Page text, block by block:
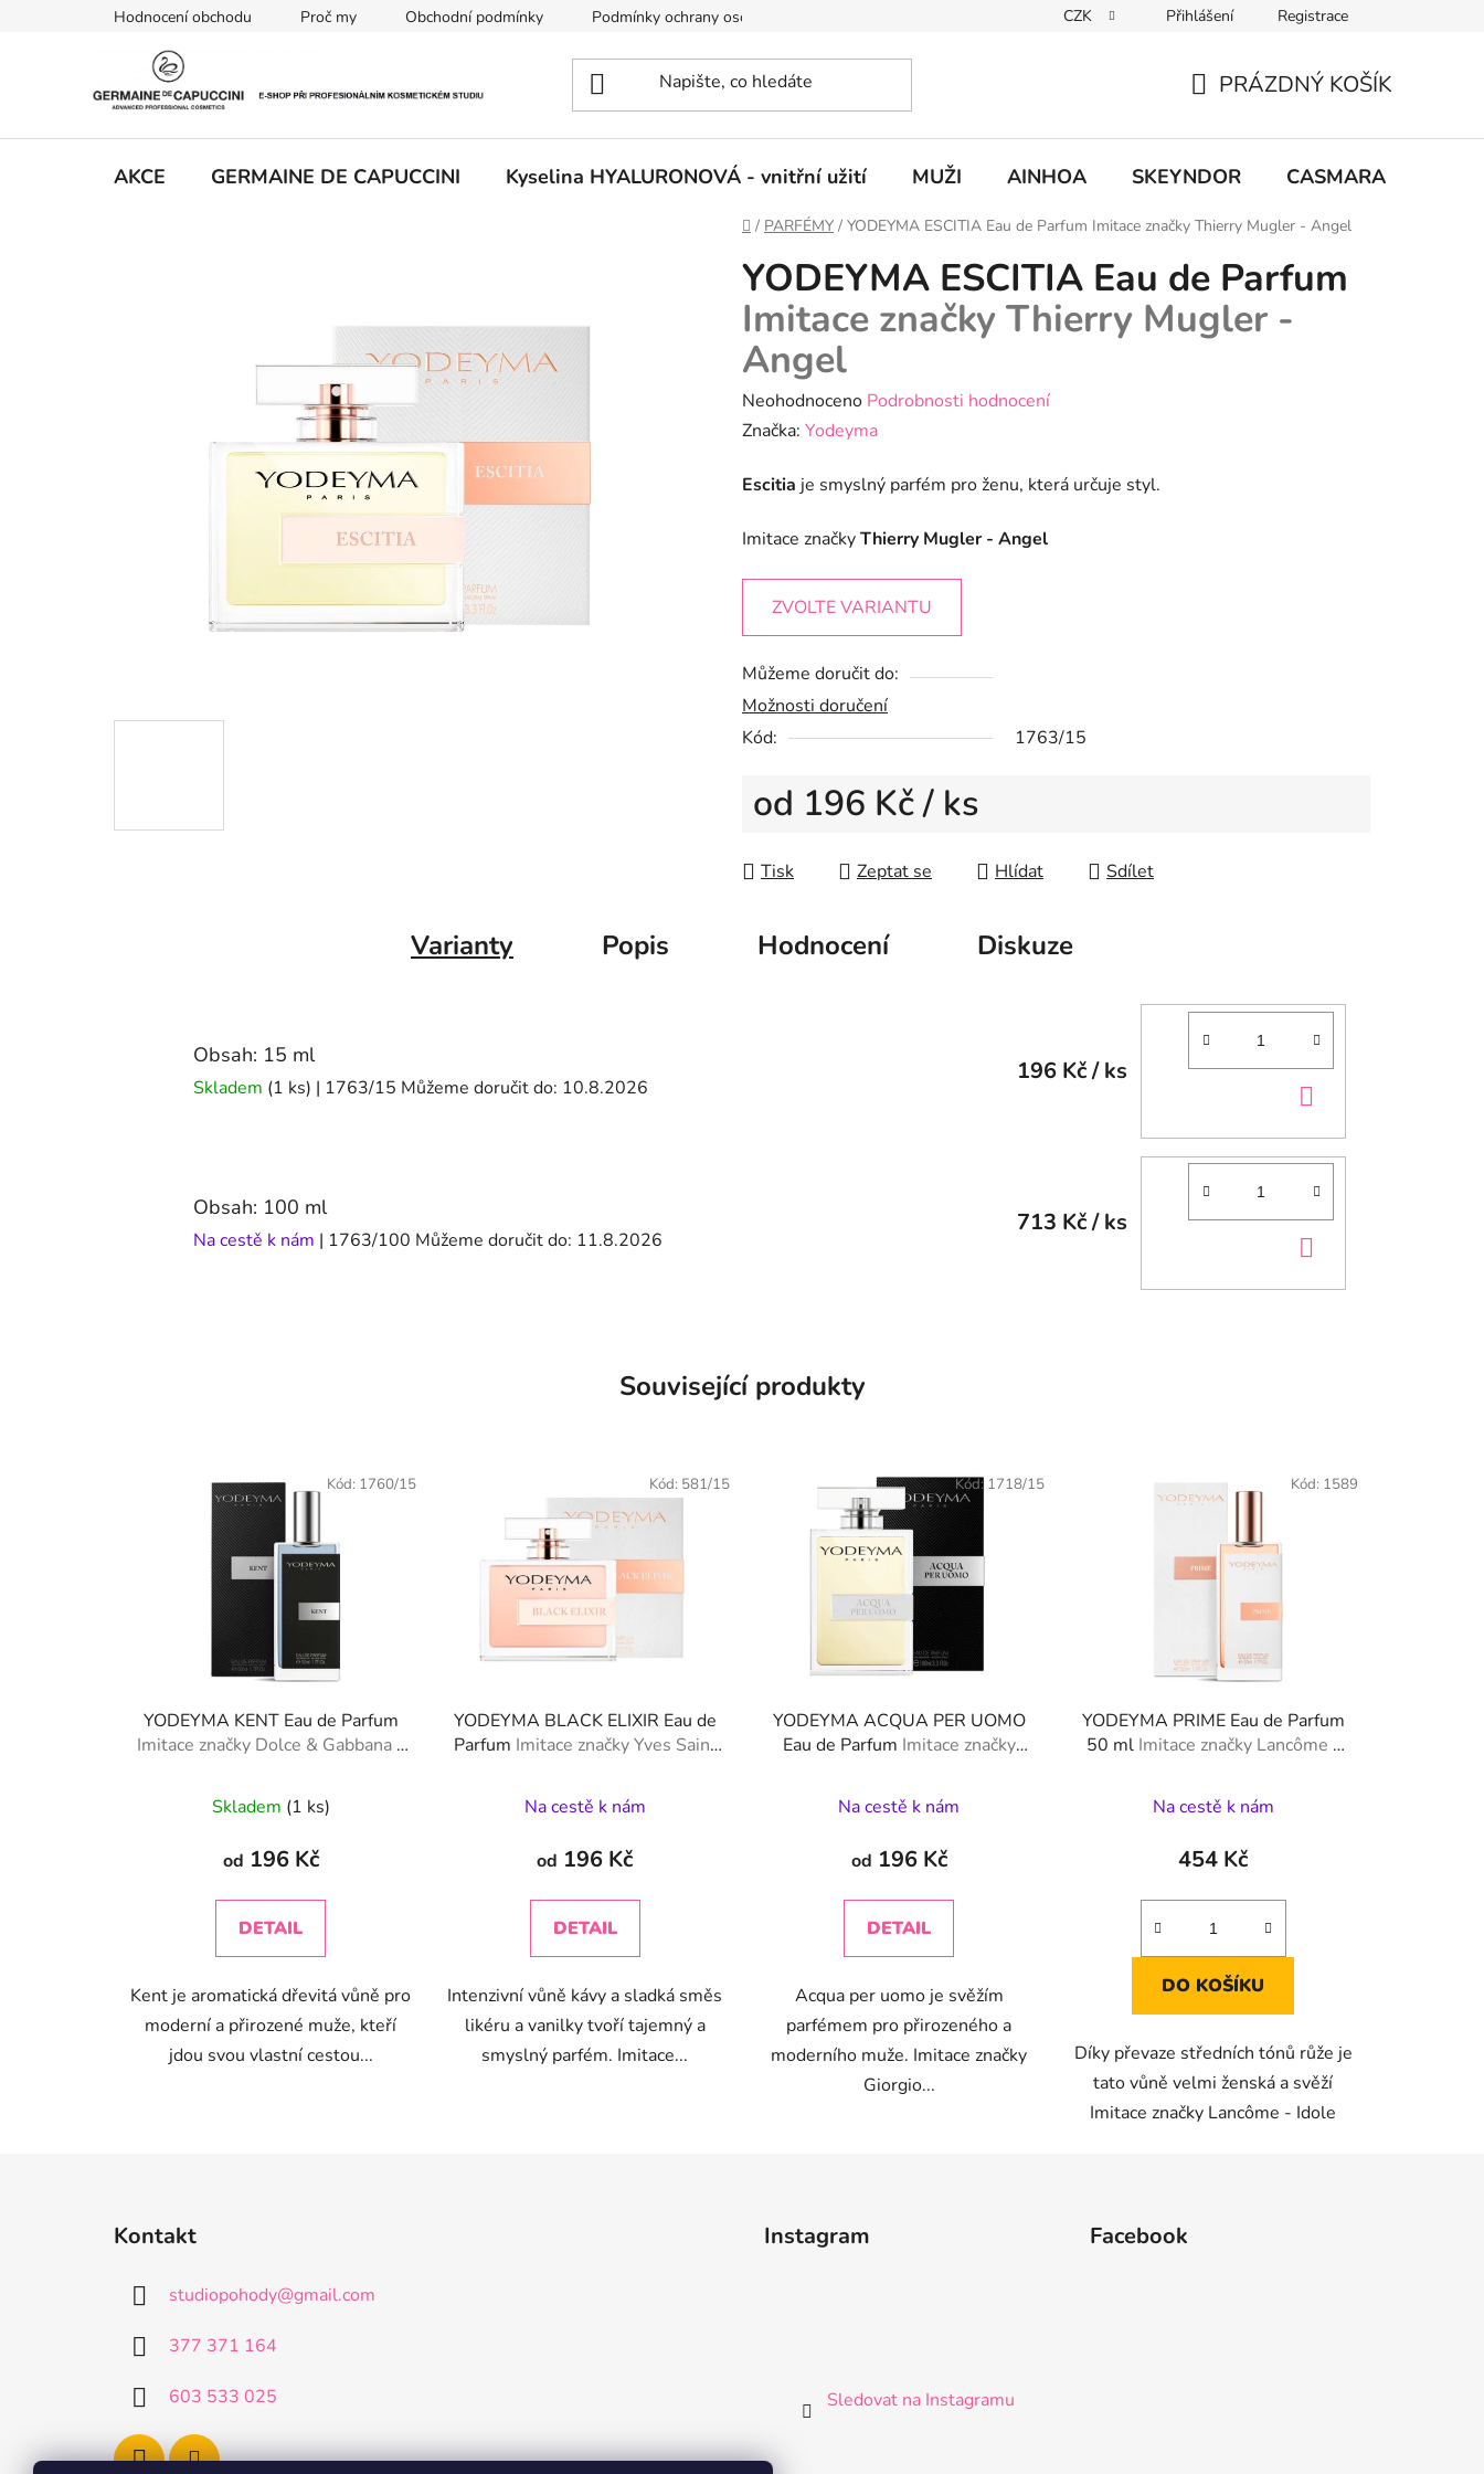
Hodnocení obchodu Proč my Obchodní podmínky Podmínky ochrany osobních údajů CZK Přihlášení Registrace
KOŠÍK
PRÁZDNÝ KOŠÍK
AKCE GERMAINE DE CAPUCCINI Kyselina HYALURONOVÁ - vnitřní užití MUŽI AINHOA SKEYNDOR CASMARA
Domů
/ PARFÉMY / YODEYMA ESCITIA Eau de Parfum Imitace značky Thierry Mugler - Angel
YODEYMA ESCITIA Eau de Parfum
Imitace značky Thierry Mugler -
Angel
Průměrné
hodnocení
je
z
5
hvězdiček.
Neohodnoceno Podrobnosti hodnocení
Značka: Yodeyma
Escitia je smyslný parfém pro ženu, která určuje styl.
Imitace značkyThierry Mugler - Angel
ZVOLTE VARIANTU
Můžeme doručit do:
Možnosti doručení
Kód:
1763/15
od 196 Kč/ ks
Tisk
Zeptat se Hlídat Sdílet
Varianty Popis Hodnocení Diskuze
Obsah: 15 ml
Skladem (1 ks) | 1763/15 Můžeme doručit do: 10.8.2026
196 Kč/ ks
KOŠÍKU
Obsah: 100 ml
Na cestě k nám | 1763/100 Můžeme doručit do: 11.8.2026
713 Kč/ ks
KOŠÍKU
Související produkty
YODEYMA KENT Eau de Parfum
Imitace značky Dolce & Gabbana -
Skladem (1 ks)
od 196 Kč
DETAIL
Kent je aromatická dřevitá vůně pro
moderní a přirozené muže, kteří
jdou svou vlastní cestou...
Kód: 1760/15
YODEYMA BLACK ELIXIR Eau de
Parfum Imitace značky Yves Saint
Na cestě k nám
od 196 Kč
DETAIL
Intenzivní vůně kávy a sladká směs
likéru a vanilky tvoří tajemný a
smyslný parfém. Imitace...
Kód: 581/15
YODEYMA ACQUA PER UOMO
Eau de Parfum Imitace značky
Na cestě k nám
od 196 Kč
DETAIL
Acqua per uomo je svěžím
parfémem pro přirozeného a
moderního muže. Imitace značky
Giorgio...
Kód: 1718/15
YODEYMA PRIME Eau de Parfum
50 ml Imitace značky Lancôme -
Na cestě k nám
454 Kč
DO KOŠÍKU
Díky převaze středních tónů růže je
tato vůně velmi ženská a svěží
Imitace značky Lancôme - Idole
Kód: 1589
Kontakt
studiopohody@gmail.com
377 371 164
603 533 025
Instagram
Sledovat na Instagramu
Facebook